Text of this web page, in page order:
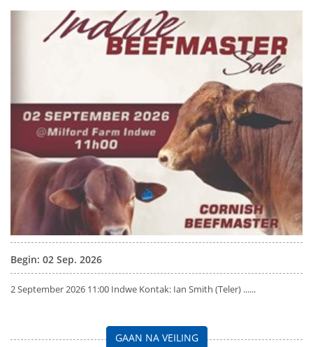
Begin: 02 Sep. 2026
2 September 2026 11:00 Indwe Kontak: Ian Smith (Teler) ......
GAAN NA VEILING